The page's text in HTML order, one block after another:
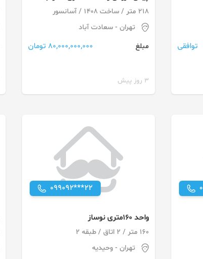
توافقی
218 متر / ساخت 1408 / آسانسور
تهران- سعادت آباد
مبلغ
80,000,000,000 تومان
3 روز پیش
099092***22
واحد 160متری نوساز
160 متر / 2 اتاق / طبقه 2
تهران- وحیدیه